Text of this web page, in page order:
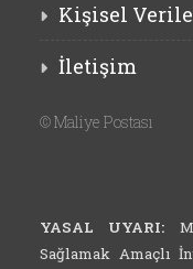
Kişisel
İletişim
©Maliye Postası
YASAL UYARI:
Sağlamak Amaçlı